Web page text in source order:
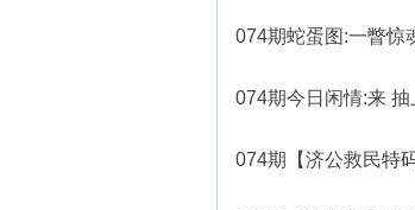
074期蛇蛋图:一瞥惊
074期今日闲情:来 抽
074期【济公救民特